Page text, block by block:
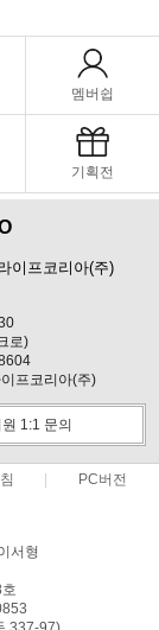
멤버쉽
기획전
이프코리아(주)
로)
프코리아(주)
1:1 문의
PC버전
서형